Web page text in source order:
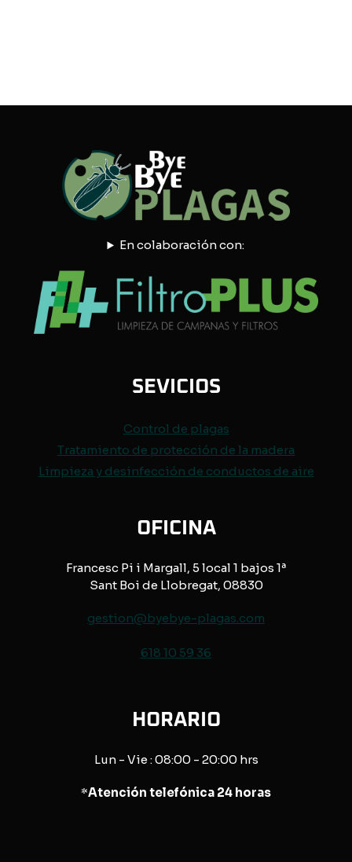
En colaboración con:
SEVICIOS
Control de plagas
Tratamiento de protección de la madera
Limpieza y desinfección de conductos de aire
OFICINA
Francesc Pi i Margall, 5 local 1 bajos 1ª
Sant Boi de Llobregat, 08830
gestion@byebye-plagas.com
618 10 59 36
HORARIO
Lun - Vie : 08:00 - 20:00 hrs
*Atención telefónica 24 horas